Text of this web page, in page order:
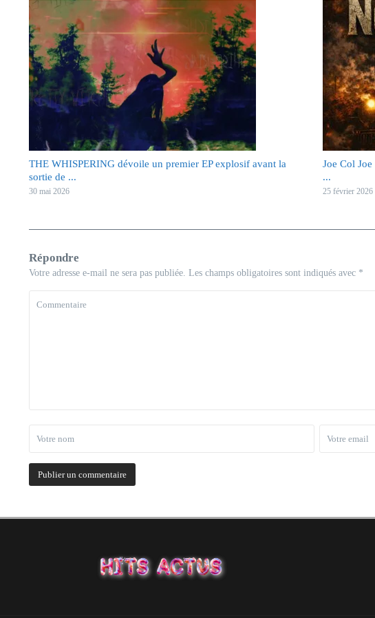
THE WHISPERING dévoile un premier EP explosif avant la
sortie de ...
30 mai 2026
Joe Col
...
25 février 2026
Répondre
Votre adresse e-mail ne sera pas publiée. Les champs obligatoires sont indiqués avec *